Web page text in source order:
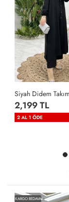
2,199 TL
2 AL 1 ÖDE
KARGO BEDAVA